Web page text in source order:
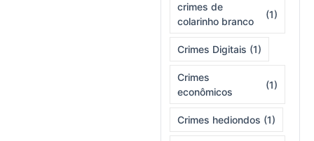
crimes de
colarinho branco
(1)
Crimes Digitais (1)
Crimes
econômicos
(1)
Crimes hediondos (1)